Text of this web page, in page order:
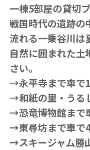
一棟5部屋の貸切
戦国時代の遺跡の
流れる一乗谷川は
自然に囲まれた
さい。
→永平寺まで車で
→和紙の里・うる
→恐竜博物館まで
→東尋坊まで車で
→スキージャム勝